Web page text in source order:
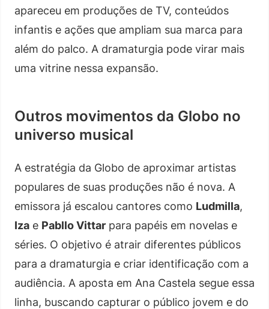
apareceu em produções de TV, conteúdos
infantis e ações que ampliam sua marca para
além do palco. A dramaturgia pode virar mais
uma vitrine nessa expansão.
Outros movimentos da Globo no
universo musical
A estratégia da Globo de aproximar artistas
populares de suas produções não é nova. A
emissora já escalou cantores como Ludmilla,
Iza e Pabllo Vittar para papéis em novelas e
séries. O objetivo é atrair diferentes públicos
para a dramaturgia e criar identificação com a
audiência. A aposta em Ana Castela segue essa
linha, buscando capturar o público jovem e do